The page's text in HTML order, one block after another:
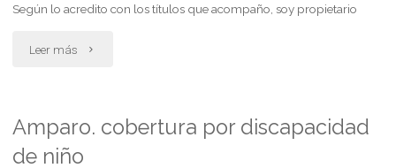
Según lo acredito con los títulos que acompaño, soy propietario
Leer más "Demanda
ordinario
Amparo. cobertura por discapacidad
de niño